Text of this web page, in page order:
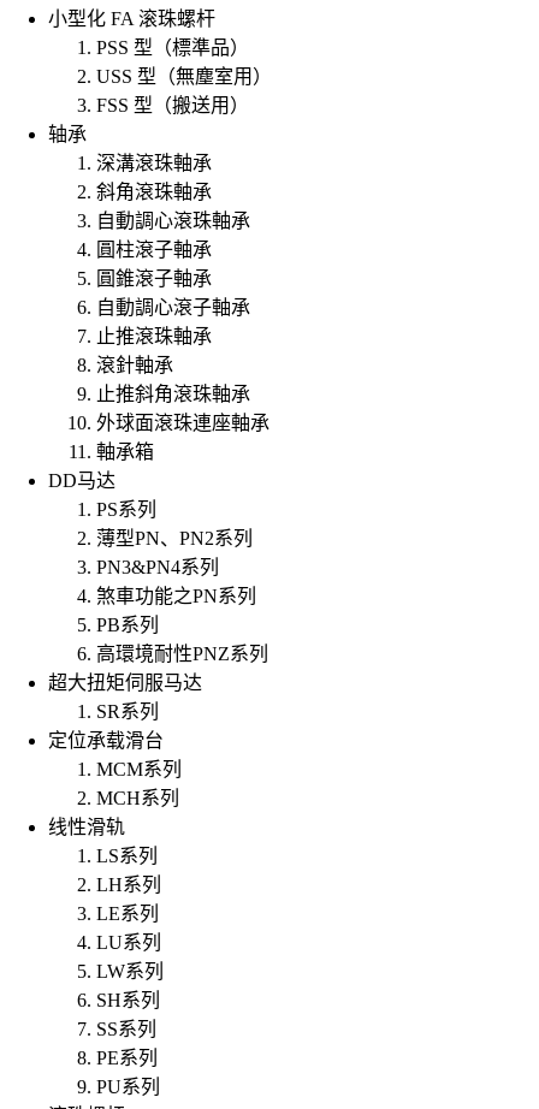
小型化 FA 滚珠螺杆
PSS 型（標準品）
USS 型（無塵室用）
FSS 型（搬送用）
轴承
深溝滾珠軸承
斜角滾珠軸承
自動調心滾珠軸承
圓柱滾子軸承
圓錐滾子軸承
自動調心滾子軸承
止推滾珠軸承
滾針軸承
止推斜角滾珠軸承
外球面滾珠連座軸承
軸承箱
DD马达
PS系列
薄型PN、PN2系列
PN3&PN4系列
煞車功能之PN系列
PB系列
高環境耐性PNZ系列
超大扭矩伺服马达
SR系列
定位承载滑台
MCM系列
MCH系列
线性滑轨
LS系列
LH系列
LE系列
LU系列
LW系列
SH系列
SS系列
PE系列
PU系列